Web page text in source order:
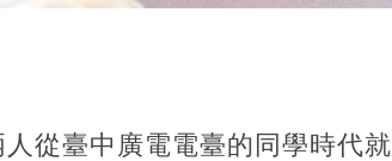
從臺中廣電電臺的同學時代就